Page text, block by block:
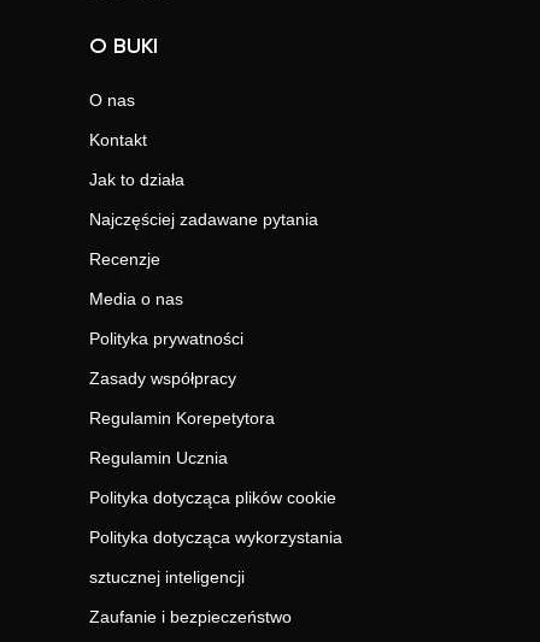
O BUKI
O nas
Kontakt
Jak to działa
Najczęściej zadawane pytania
Recenzje
Media o nas
Polityka prywatności
Zasady współpracy
Regulamin Korepetytora
Regulamin Ucznia
Polityka dotycząca plików cookie
Polityka dotycząca wykorzystania
sztucznej inteligencji
Zaufanie i bezpieczeństwo